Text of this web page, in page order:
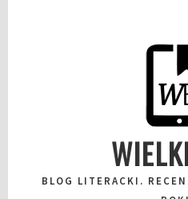
BLOG LITERACKI.